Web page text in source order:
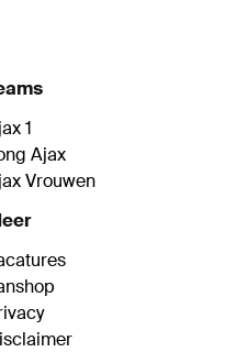
1
Ajax
Vrouwen